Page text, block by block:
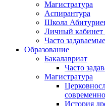
Магистратура
Аспирантура
Школа
Личный кабинет
Часто
Образование
Бакалавриат
Часто
Магистратура
История